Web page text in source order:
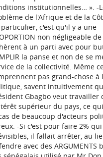
institutionnelles… ». -
de l'Afrique et de la
c'est qu'il y a une
non négligeable
à un parti avec pour
la panse et non de se
de la collectivité. Même
pas grand-chose à
savent intuitivement
Gbagbo veut travailler
supérieur du pays, ce
de beaucoup d'acteurs
-Si c'est pour faire 2%
il fallait arrêter, au
avec des ARGUMENTS